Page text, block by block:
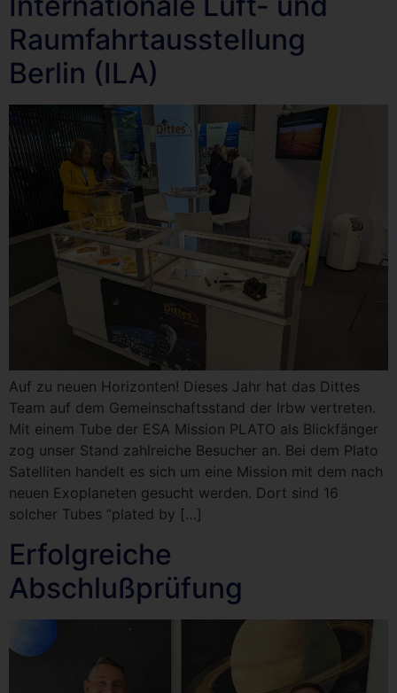
Raumfahrtausstellung
Berlin (ILA)
Auf zu neuen Horizonten! Dieses Jahr hat das Dittes
Team auf dem Gemeinschaftsstand der lrbw vertreten.
Mit einem Tube der ESA Mission PLATO als Blickfänger
zog unser Stand zahlreiche Besucher an. Bei dem Plato
Satelliten handelt es sich um eine Mission mit dem nach
neuen Exoplaneten gesucht werden. Dort sind 16
solcher Tubes “plated by […]
Erfolgreiche
Abschlußprüfung